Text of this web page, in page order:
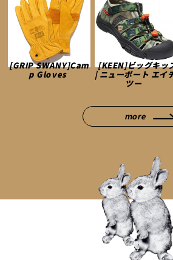
[GRIP SWANY]Cam
p Gloves
[KEEN]ビッグキッ
| ニューポート エイ
ツー
more